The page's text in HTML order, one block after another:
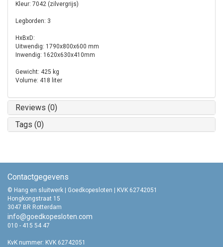
Kleur: 7042 (zilvergrijs)
Legborden: 3
HxBxD:
Uitwendig: 1790x800x600 mm
Inwendig: 1620x630x410mm
Gewicht: 425 kg
Volume: 418 liter
Reviews (0)
Tags (0)
Contactgegevens
© Hang en sluitwerk | Goedkopesloten | KVK 62742051
Hongkongstraat 15
3047 BR Rotterdam
info@goedkopesloten.com
010 - 415 54 47
KvK nummer: KVK 62742051